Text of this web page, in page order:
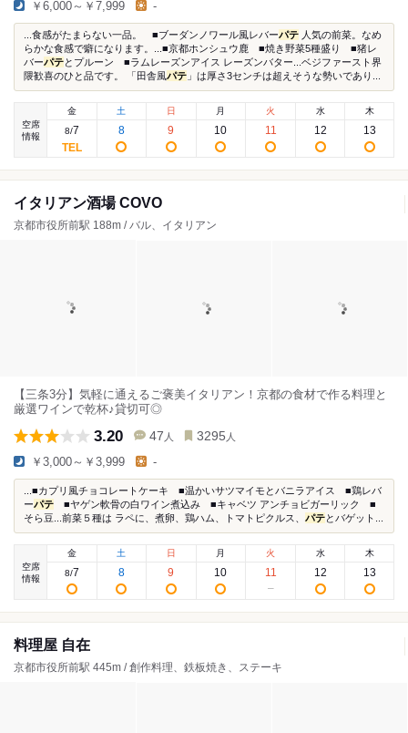
￥6,000～￥7,999 -
...食感がたまらない一品。 ■ブーダンノワール風レバーパテ 人気の前菜。なめ
らかな食感で癖になります。...■京都ホンシュウ鹿 ■焼き野菜5種盛り ■猪レ
バーパテとプルーン ■ラムレーズンアイス レーズンバター...ベジファースト界
隈歓喜のひと品です。 「田舎風パテ 」は厚さ3センチは超えそうな勢いであり...
空席
情報
金
8/7
土
8
日
9
月
10
火
11
水
12
木
13
イタリアン酒場 COVO
京都市役所前駅 188m / バル、イタリアン
【三条3分】気軽に通えるご褒美イタリアン！京都の食材で作る料理と
厳選ワインで乾杯♪貸切可◎
3.20 47 人 3295 人
￥3,000～￥3,999 -
...■カプリ風チョコレートケーキ ■温かいサツマイモとバニラアイス ■鶏レバ
ーパテ ■ヤゲン軟骨の白ワイン煮込み ■キャベツ アンチョビガーリック ■
そら豆...前菜５種は ラペに、煮卵、鶏ハム、トマトピクルス、 パテとバゲット...
空席
情報
金
8/7
土
8
日
9
月
10
火
11
水
12
木
13
料理屋 自在
京都市役所前駅 445m / 創作料理、鉄板焼き、ステーキ